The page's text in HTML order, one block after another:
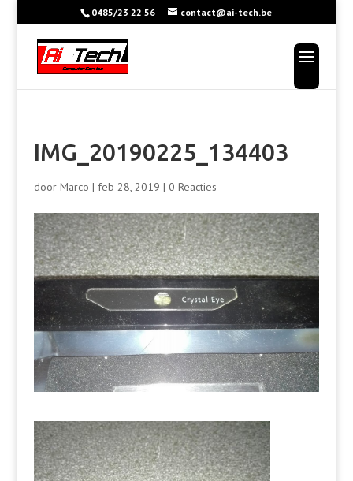
0485/23 22 56 contact@ai-tech.be
IMG_20190225_134403
door Marco | feb 28, 2019 | 0 Reacties